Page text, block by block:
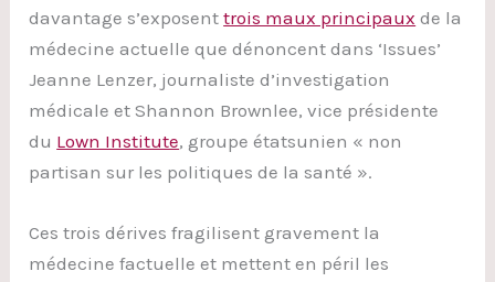
davantage s’exposenttrois maux principaux de la
médecine actuelle que dénoncent dans ‘Issues’
Jeanne Lenzer, journaliste d’investigation
médicale et Shannon Brownlee, vice présidente
du Lown Institute, groupe étatsunien « non
partisan sur les politiques de la santé ».
Ces trois dérives fragilisent gravement la
médecine factuelle et mettent en péril les